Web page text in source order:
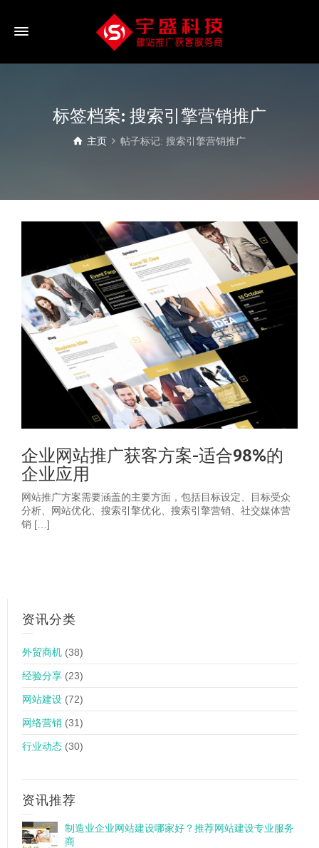
标签档案: 搜索引擎营销推广
主页 帖子标记: 搜索引擎营销推广
企业网站推广获客方案-适合98%的
企业应用
网站推广方案需要涵盖的主要方面，包括目标设定、目标受众
分析、网站优化、搜索引擎优化、搜索引擎营销、社交媒体营
销 […]
资讯分类
外贸商机 (38)
经验分享 (23)
网站建设 (72)
网络营销 (31)
行业动态 (30)
资讯推荐
制造业企业网站建设哪家好？推荐网站建设专业服务
商